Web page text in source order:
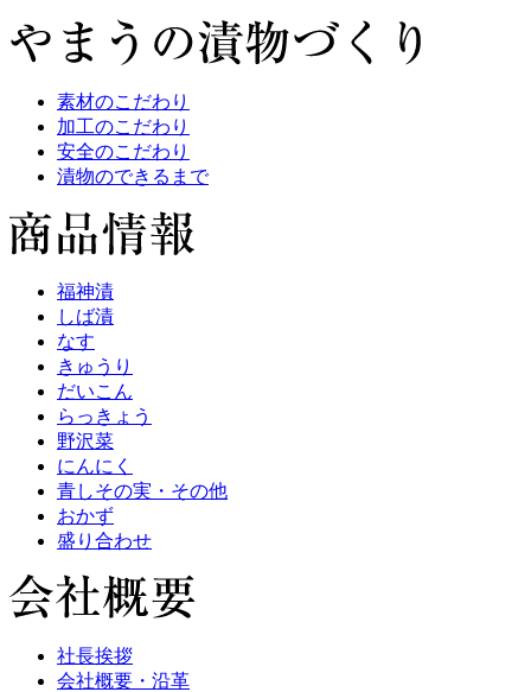
素材のこだわり
加工のこだわり
安全のこだわり
漬物のできるまで
福神漬
しば漬
なす
きゅうり
だいこん
らっきょう
野沢菜
にんにく
青しその実・その他
おかず
盛り合わせ
社長挨拶
会社概要・沿革